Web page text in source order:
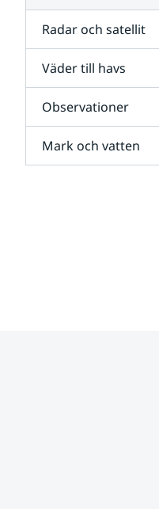
Radar och satellit
Väder till havs
Observationer
Mark och vatten